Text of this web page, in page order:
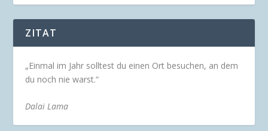
ZITAT
„Einmal im Jahr solltest du einen Ort besuchen, an dem
du noch nie warst.“
Dalai Lama